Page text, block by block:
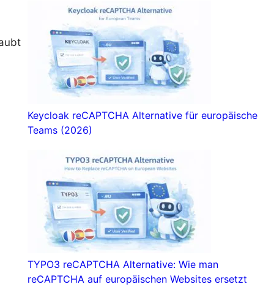
Keycloak reCAPTCHA Alternative für europäische
Teams (2026)
TYPO3 reCAPTCHA Alternative: Wie man
reCAPTCHA auf europäischen Websites ersetzt